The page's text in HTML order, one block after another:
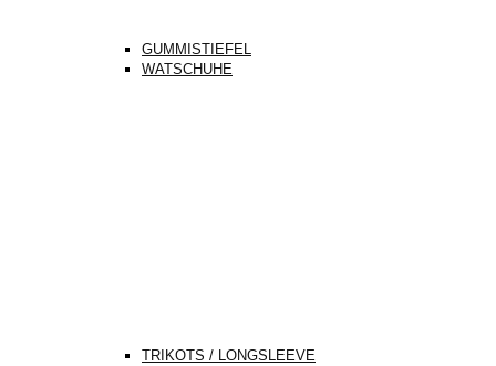
GUMMISTIEFEL
WATSCHUHE
TRIKOTS / LONGSLEEVE